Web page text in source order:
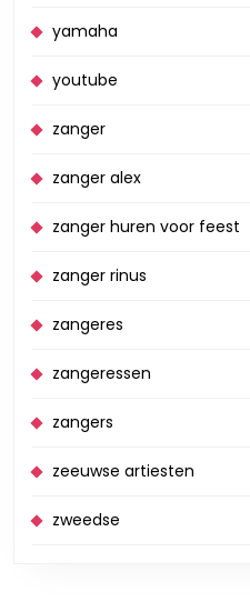
yamaha
youtube
zanger
zanger alex
zanger huren voor feest
zanger rinus
zangeres
zangeressen
zangers
zeeuwse artiesten
zweedse